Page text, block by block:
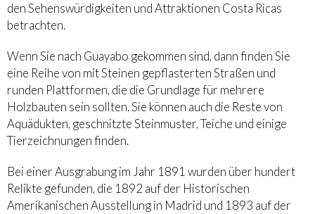
den Sehenswürdigkeiten und Attraktionen Costa Ricas
betrachten.
Wenn Sie nach Guayabo gekommen sind, dann finden Sie
eine Reihe von mit Steinen gepflasterten Straßen und
runden Plattformen, die die Grundlage für mehrere
Holzbauten sein sollten. Sie können auch die Reste von
Aquädukten, geschnitzte Steinmuster, Teiche und einige
Tierzeichnungen finden.
Bei einer Ausgrabung im Jahr 1891 wurden über hundert
Relikte gefunden, die 1892 auf der Historischen
Amerikanischen Ausstellung in Madrid und 1893 auf der